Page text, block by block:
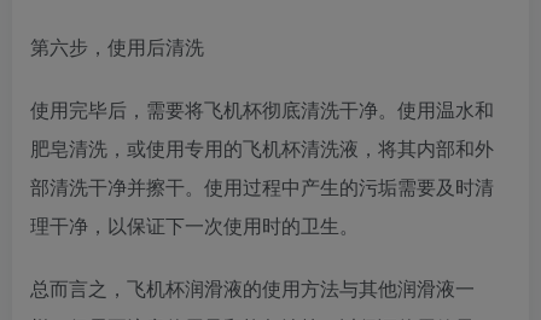
第六步，使用后清洗
使用完毕后，需要将飞机杯彻底清洗干净。使用温水和
肥皂清洗，或使用专用的飞机杯清洗液，将其内部和外
部清洗干净并擦干。使用过程中产生的污垢需要及时清
理干净，以保证下一次使用时的卫生。
总而言之，飞机杯润滑液的使用方法与其他润滑液一